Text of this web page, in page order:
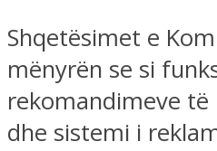
Shqetësimet e
mënyrën se si
rekomandimeve të
dhe sistemi i